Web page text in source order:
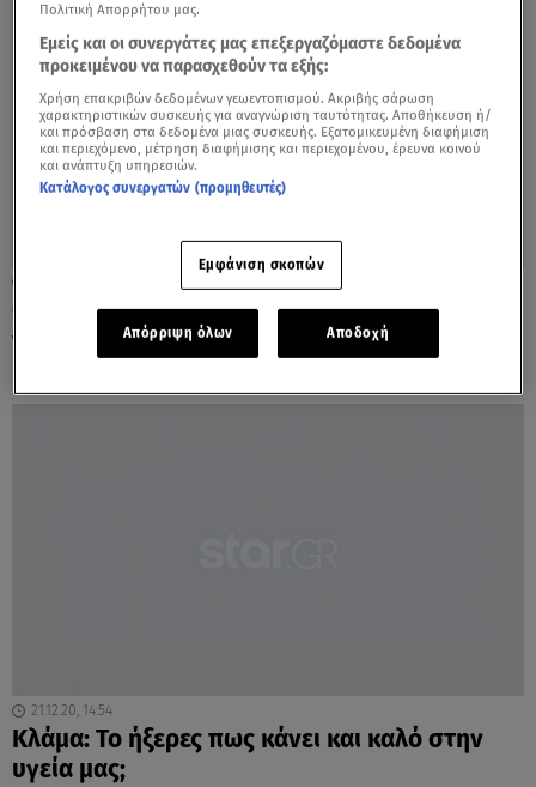
Oι άντρες κλαίνε περισσότερο ή οι
γυναίκες;
21.12.20, 14:54
Kλάμα: Το ήξερες πως κάνει και καλό στην
υγεία μας;
Πολιτική Απορρήτου μας.
Εμείς και οι συνεργάτες μας επεξεργαζόμαστε δεδομένα
προκειμένου να παρασχεθούν τα εξής:
Χρήση επακριβών δεδομένων γεωεντοπισμού. Ακριβής σάρωση
χαρακτηριστικών συσκευής για αναγνώριση ταυτότητας. Αποθήκευση ή/
και πρόσβαση στα δεδομένα μιας συσκευής. Εξατομικευμένη διαφήμιση
και περιεχόμενο, μέτρηση διαφήμισης και περιεχομένου, έρευνα κοινού
και ανάπτυξη υπηρεσιών.
Κατάλογος συνεργατών (προμηθευτές)
Εμφάνιση σκοπών
Απόρριψη όλων Αποδοχή